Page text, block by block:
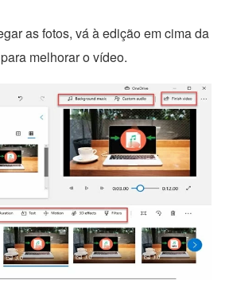
as fotos, vá à edição em cima da
melhorar o vídeo.